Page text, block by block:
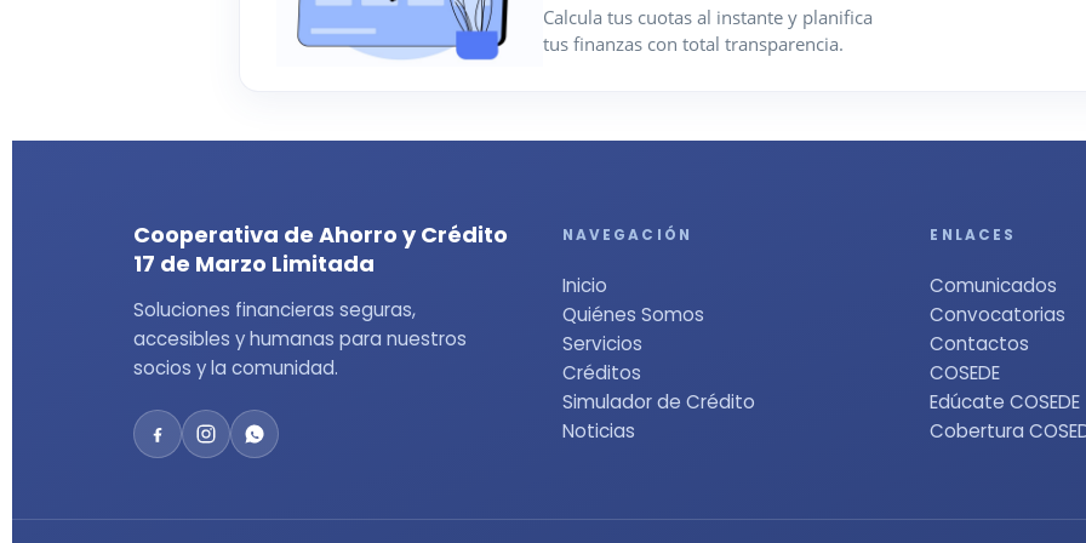
Calcula tus cuotas al instante y planifica
tus finanzas con total transparencia.
Cooperativa de Ahorro y Crédito
17 de Marzo Limitada
Soluciones financieras seguras,
accesibles y humanas para nuestros
socios y la comunidad.
NAVEGACIÓN
Inicio
Quiénes Somos
Servicios
Créditos
Simulador de Crédito
Noticias
ENLACES
Comunicados
Convocatorias
Contactos
COSEDE
Edúcate COSEDE
Cobertura